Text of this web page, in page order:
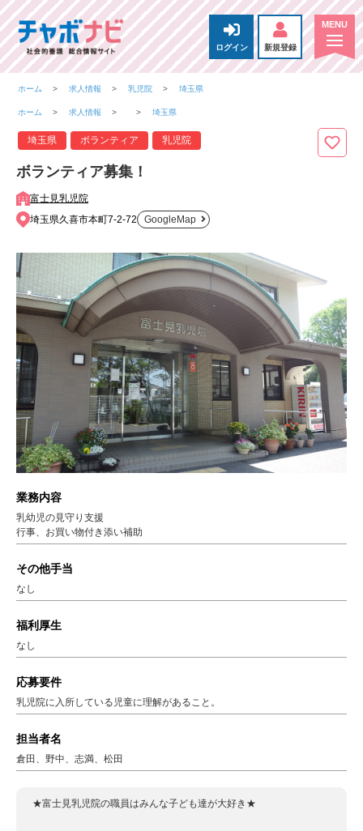
ログイン 新規登録
ホーム 求人情報 乳児院 埼玉県
ホーム 求人情報 埼玉県
埼玉県 ボランティア 乳児院
ボランティア募集！
富士見乳児院
埼玉県久喜市本町7-2-72
GoogleMap
業務内容
乳幼児の見守り支援
行事、お買い物付き添い補助
その他手当
なし
福利厚生
なし
応募要件
乳児院に入所している児童に理解があること。
担当者名
倉田、野中、志満、松田
★富士見乳児院の職員はみんな子ども達が大好き★